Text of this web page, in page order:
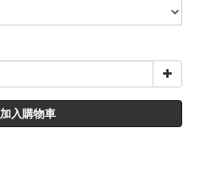
加入購物車